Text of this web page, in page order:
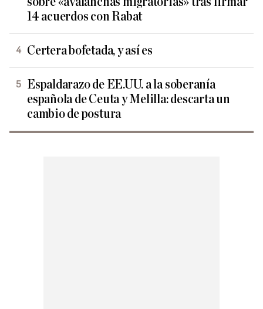
14 acuerdos con Rabat
Certera bofetada, y así es
Espaldarazo de EE.UU. a la soberanía
española de Ceuta y Melilla: descarta un
cambio de postura